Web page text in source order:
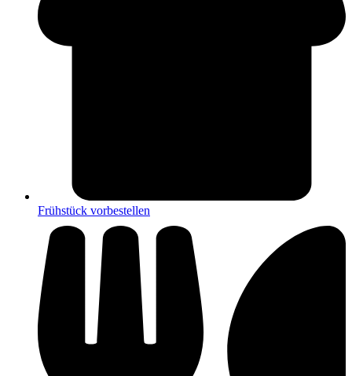
Frühstück vorbestellen